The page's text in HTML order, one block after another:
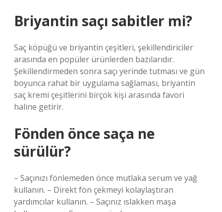
Briyantin saçı sabitler mi?
Saç köpüğü ve briyantin çeşitleri, şekillendiriciler
arasında en popüler ürünlerden bazılarıdır.
Şekillendirmeden sonra saçı yerinde tutması ve gün
boyunca rahat bir uygulama sağlaması, briyantin
saç kremi çeşitlerini birçok kişi arasında favori
haline getirir.
Fönden önce saça ne
sürülür?
– Saçınızı fönlemeden önce mutlaka serum ve yağ
kullanın. – Direkt fön çekmeyi kolaylaştıran
yardımcılar kullanın. – Saçınız ıslakken maşa